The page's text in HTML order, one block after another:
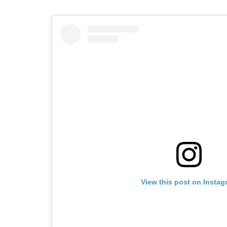
View this post on